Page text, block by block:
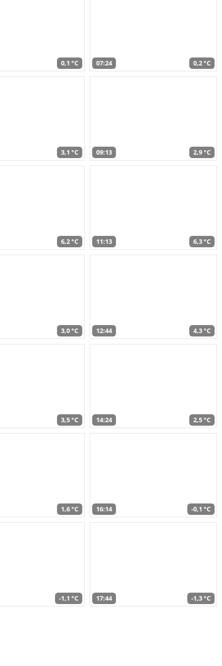
0,1 °C 07:24 0,2 °C
3,1 °C 09:13 2,9 °C
6,2 °C 11:13 6,3 °C
3,0 °C 12:44 4,3 °C
3,5 °C 14:24 2,5 °C
1,6 °C 16:14 -0,1 °C
-1,1 °C 17:44 -1,3 °C